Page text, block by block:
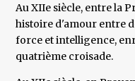
Au XIIe siècle, entre la
histoire d'amour entre
force et intelligence,
quatrième croisade.